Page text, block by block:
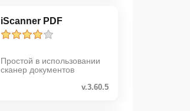
iScanner PDF
Простой в использовании
сканер документов
v.3.60.5